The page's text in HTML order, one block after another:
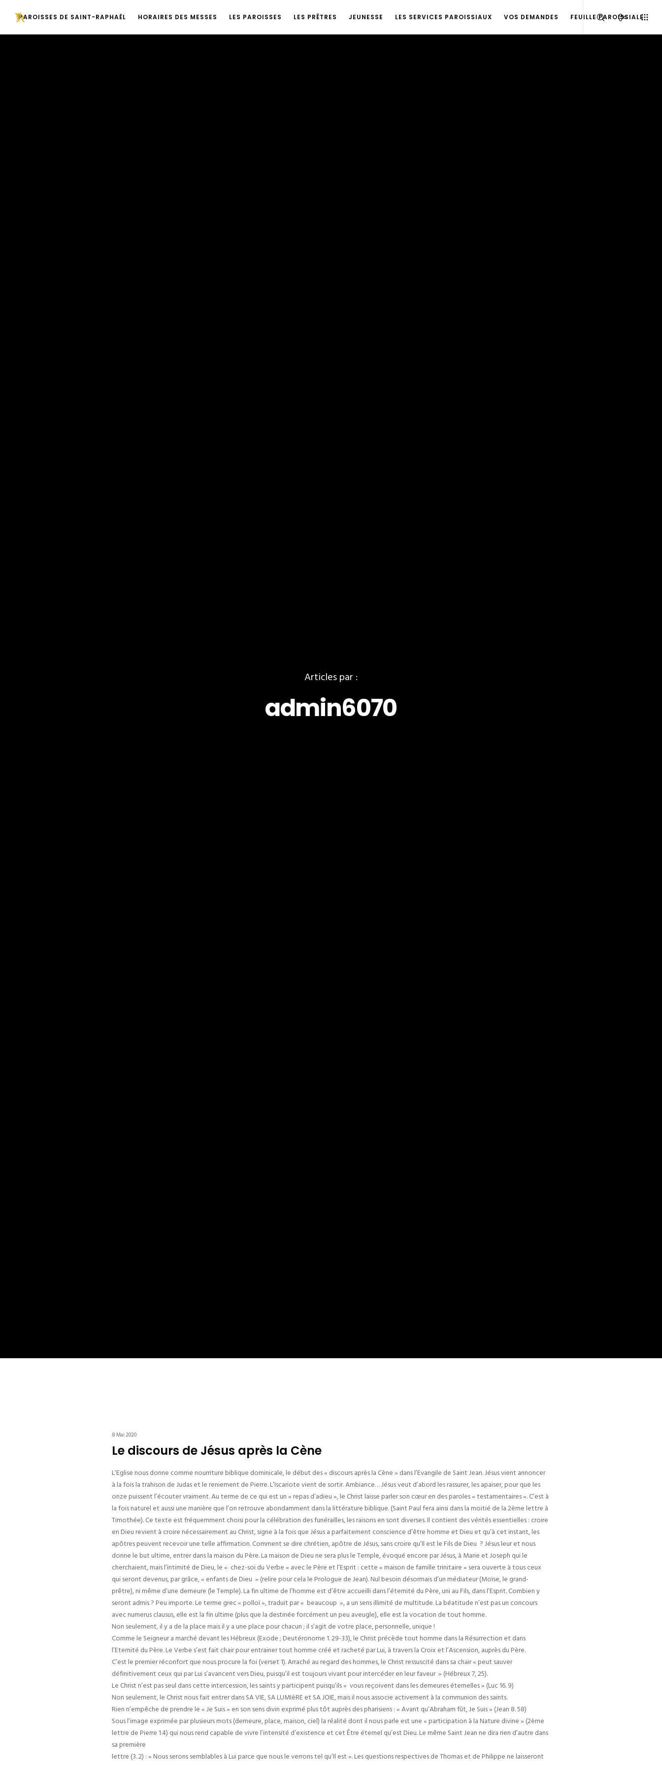
PAROISSES DE SAINT-RAPHAËL HORAIRES DES MESSES LES PAROISSES LES PRÊTRES JEUNESSE LES SERVICES PAROISSIAUX VOS DEMANDES FEUILLE PAROISSIALE
Articles par :
admin6070
8 Mai 2020
Le discours de Jésus après la Cène
L’Eglise nous donne comme nourriture biblique dominicale, le début des « discours après la Cène » dans l’Evangile de Saint Jean. Jésus vient annoncer
à la fois la trahison de Judas et le reniement de Pierre. L’Iscariote vient de sortir. Ambiance… Jésus veut d’abord les rassurer, les apaiser, pour que les
onze puissent l’écouter vraiment. Au terme de ce qui est un « repas d’adieu », le Christ laisse parler son cœur en des paroles « testamentaires ». C’est à
la fois naturel et aussi une manière que l’on retrouve abondamment dans la littérature biblique. (Saint Paul fera ainsi dans la moitié de la 2ème lettre à
Timothée). Ce texte est fréquemment choisi pour la célébration des funérailles, les raisons en sont diverses. Il contient des vérités essentielles : croire
en Dieu revient à croire nécessairement au Christ, signe à la fois que Jésus a parfaitement conscience d’être homme et Dieu et qu’à cet instant, les
apôtres peuvent recevoir une telle affirmation. Comment se dire chrétien, apôtre de Jésus, sans croire qu’Il est le Fils de Dieu ? Jésus leur et nous
donne le but ultime, entrer dans la maison du Père. La maison de Dieu ne sera plus le Temple, évoqué encore par Jésus, à Marie et Joseph qui le
cherchaient, mais l’intimité de Dieu, le « chez-soi du Verbe » avec le Père et l’Esprit : cette « maison de famille trinitaire » sera ouverte à tous ceux
qui seront devenus, par grâce, « enfants de Dieu » (relire pour cela le Prologue de Jean). Nul besoin désormais d’un médiateur (Moïse, le grand-
prêtre), ni même d’une demeure (le Temple). La fin ultime de l’homme est d’être accueilli dans l’éternité du Père, uni au Fils, dans l’Esprit. Combien y
seront admis ? Peu importe. Le terme grec « polloï », traduit par « beaucoup », a un sens illimité de multitude. La béatitude n’est pas un concours
avec numerus clausus, elle est la fin ultime (plus que la destinée forcément un peu aveugle), elle est la vocation de tout homme.
Non seulement, il y a de la place mais il y a une place pour chacun ; il s’agit de votre place, personnelle, unique !
Comme le Seigneur a marché devant les Hébreux (Exode ; Deutéronome 1. 29-33), le Christ précède tout homme dans la Résurrection et dans
l’Eternité du Père. Le Verbe s’est fait chair pour entrainer tout homme créé et racheté par Lui, à travers la Croix et l’Ascension, auprès du Père.
C’est le premier réconfort que nous procure la foi (verset 1). Arraché au regard des hommes, le Christ ressuscité dans sa chair « peut sauver
définitivement ceux qui par Lui s’avancent vers Dieu, puisqu’il est toujours vivant pour intercéder en leur faveur » (Hébreux 7, 25).
Le Christ n’est pas seul dans cette intercession, les saints y participent puisqu’ils « vous reçoivent dans les demeures éternelles » (Luc 16. 9)
Non seulement, le Christ nous fait entrer dans SA VIE, SA LUMIèRE et SA JOIE, mais il nous associe activement à la communion des saints.
Rien n’empêche de prendre le « Je Suis » en son sens divin exprimé plus tôt auprès des pharisiens : « Avant qu’Abraham fût, Je Suis » (Jean 8. 58)
Sous l’image exprimée par plusieurs mots (demeure, place, maison, ciel) la réalité dont il nous parle est une « participation à la Nature divine » (2ème
lettre de Pierre 1.4) qui nous rend capable de vivre l’intensité d’existence et cet Être éternel qu’est Dieu. Le même Saint Jean ne dira rien d’autre dans
sa première
lettre (3. 2) : « Nous serons semblables à Lui parce que nous le verrons tel qu’Il est ». Les questions respectives de Thomas et de Philippe ne laisseront